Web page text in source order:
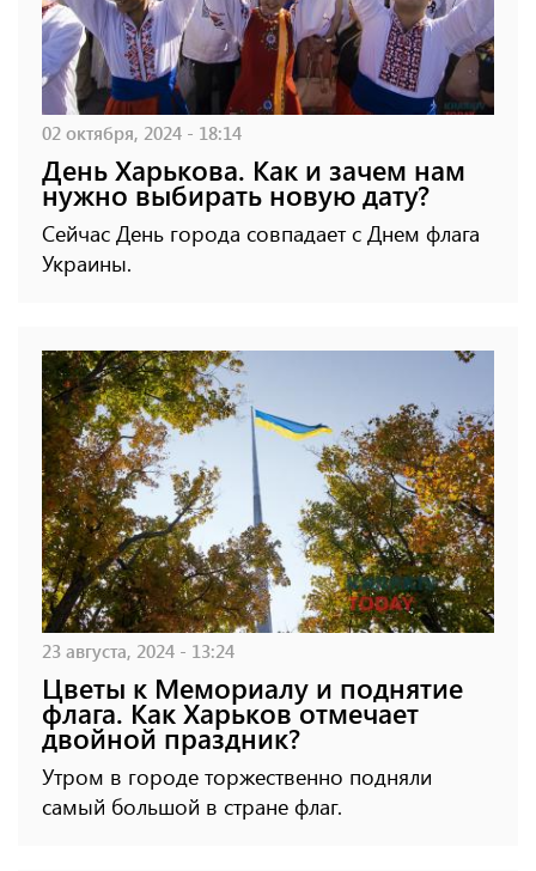
02 октября, 2024 - 18:14
День Харькова. Как и зачем нам
нужно выбирать новую дату?
Сейчас День города совпадает с Днем флага
Украины.
23 августа, 2024 - 13:24
Цветы к Мемориалу и поднятие
флага. Как Харьков отмечает
двойной праздник?
Утром в городе торжественно подняли
самый большой в стране флаг.